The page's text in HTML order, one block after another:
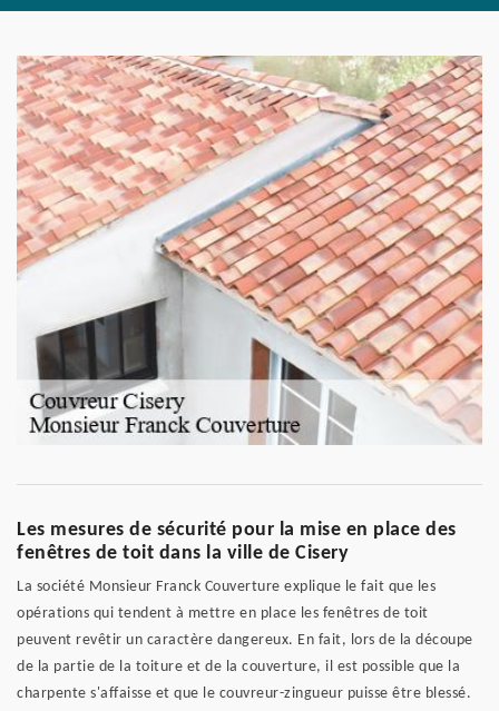
Les mesures de sécurité pour la mise en place des
fenêtres de toit dans la ville de Cisery
La société Monsieur Franck Couverture explique le fait que les
opérations qui tendent à mettre en place les fenêtres de toit
peuvent revêtir un caractère dangereux. En fait, lors de la découpe
de la partie de la toiture et de la couverture, il est possible que la
charpente s'affaisse et que le couvreur-zingueur puisse être blessé.